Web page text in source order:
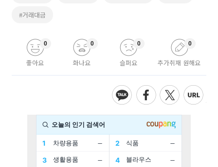
#거래대금
좋아요
0
화나요
0
슬퍼요
0
추가취재 원해요
0